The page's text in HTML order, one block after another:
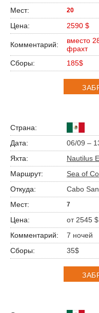
20
2590 $
вместо
фрахт
185$
06/09 –
Nautilus
Sea of
Cabo
7
от 2545 $
7 ночей
35$